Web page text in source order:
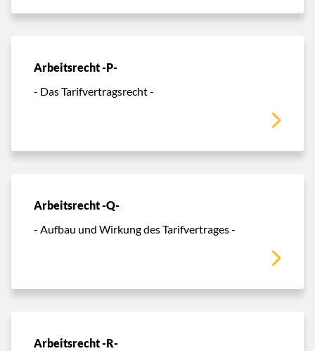
Arbeitsrecht -P-
- Das Tarifvertragsrecht -
Arbeitsrecht -Q-
- Aufbau und Wirkung des Tarifvertrages -
Arbeitsrecht -R-